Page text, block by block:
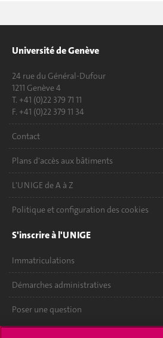
Université de Genève
24 rue du Général-Dufour
1211 Genève 4
T. +41 (0)22 379 71 11
F. +41 (0)22 379 11 34
Contact
Plans d'accès aux bâtiments
L'UNIGE de A à Z
Politique et configuration des cookies
S'inscrire à l'UNIGE
Immatriculations
Démarches administratives
Poser une question